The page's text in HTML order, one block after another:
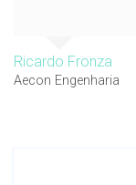
Ricardo Fronza
Aecon Engenharia